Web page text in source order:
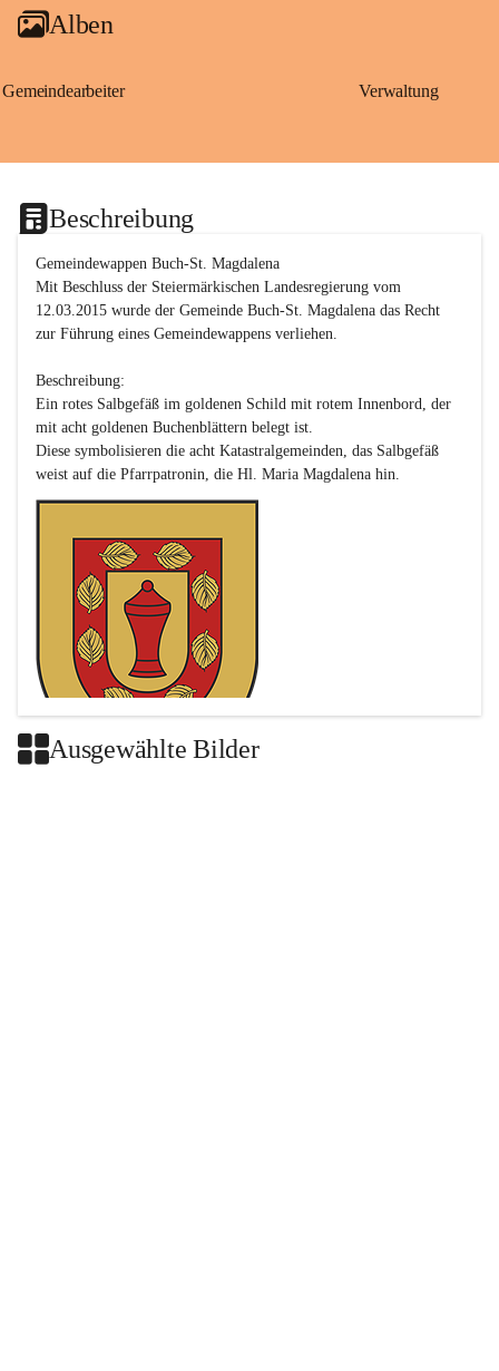
Alben
Gemeindearbeiter Verwaltung
Beschreibung
Gemeindewappen Buch-St. Magdalena
Mit Beschluss der Steiermärkischen Landesregierung vom
12.03.2015 wurde der Gemeinde Buch-St. Magdalena das Recht
zur Führung eines Gemeindewappens verliehen.
Beschreibung:
Ein rotes Salbgefäß im goldenen Schild mit rotem Innenbord, der
mit acht goldenen Buchenblättern belegt ist.
Diese symbolisieren die acht Katastralgemeinden, das Salbgefäß
Ausgewählte Bilder